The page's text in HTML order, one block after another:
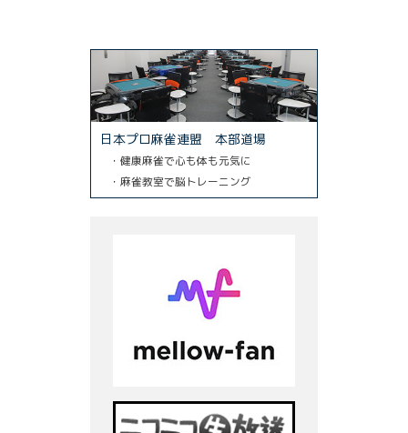
日本プロ麻雀連盟 本部道場
・健康麻雀で心も体も元気に
・麻雀教室で脳トレーニング